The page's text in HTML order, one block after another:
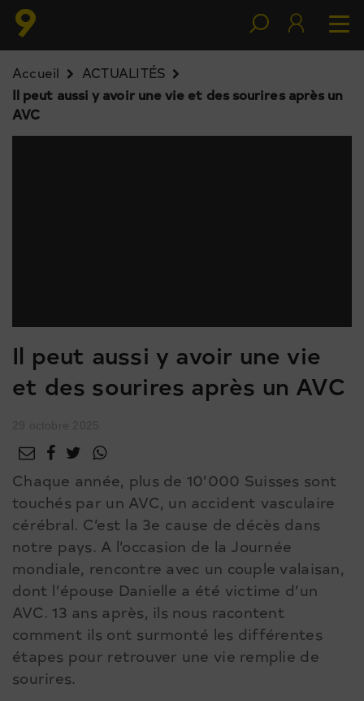
Accueil
ACTUALITÉS
Il peut aussi y avoir une vie et des sourires après un
AVC
Il peut aussi y avoir une vie
et des sourires après un AVC
Chaque année, plus de 10’000 Suisses sont
touchés par un AVC, un accident vasculaire
cérébral. C’est la 3e cause de décès dans
notre pays. A l’occasion de la Journée
mondiale, rencontre avec un couple valaisan,
dont l’épouse Danielle a été victime d’un
AVC. 13 ans après, ils nous racontent
comment ils ont surmonté les différentes
étapes pour retrouver une vie remplie de
sourires.